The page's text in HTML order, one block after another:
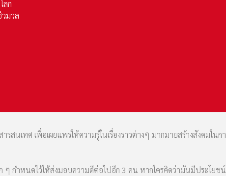
ลก
มวล
นเทศ เพื่อเผยแพร่ให้ความรู้ในเรื่องราวต่างๆ มากมายสร้างสังคมใน
ๆ กำหนดไว้ให้ส่งมอบความดีต่อไปอีก 3 คน หากใครคิดว่ามันมีประโยช